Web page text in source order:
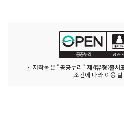
본 저작물은 "공공누리" 제4유형:출처
조건에 따라 이용